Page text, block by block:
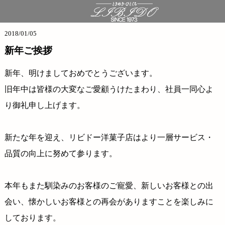
ショップ&カフェ
オンラインストア
採用情報
2018/01/05
新年ご挨拶
新年、明けましておめでとうございます。
旧年中は皆様の大変なご愛顧うけたまわり、社員一同心よ
り御礼申し上げます。
新たな年を迎え、リビドー洋菓子店はより一層サービス・
品質の向上に努めて参ります。
本年もまた馴染みのお客様のご寵愛、新しいお客様との出
会い、懐かしいお客様との再会がありますことを楽しみに
しております。